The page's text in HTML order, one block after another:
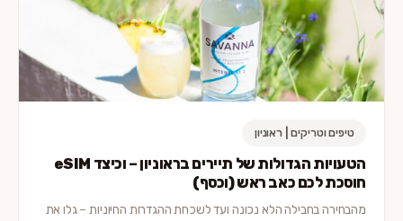
טיפים וטריקים | ראוניון
הטעויות הגדולות של תיירים בראוניון – וכיצד eSIM
חוסכת לכם כאב ראש (וכסף)
מהבחירה בחבילה הלא נכונה ועד לשכחת ההגדרות החיוניות – גלו את